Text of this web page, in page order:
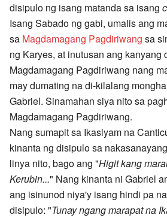
disipulo ng isang matanda sa isang
Isang Sabado ng gabi, umalis ang
sa Magdamagang Pagdiriwang sa
ng Karyes, at inutusan ang kanyang
Magdamagang Pagdiriwang nang
may dumating na di-kilalang
Gabriel. Sinamahan siya nito sa
Magdamagang Pagdiriwang.
Nang sumapit sa Ikasiyam na
kinanta ng disipulo sa
linya nito, bago ang "Higit kang
Kerubin..." Nang kinanta ni Gabriel
ang isinunod niya'y isang hindi pa
disipulo: "Tunay ngang marapat na